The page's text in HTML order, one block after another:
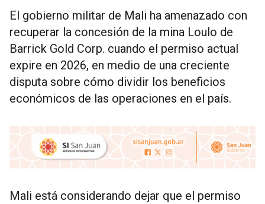
El gobierno militar de Mali ha amenazado con
recuperar la concesión de la mina Loulo de
Barrick Gold Corp. cuando el permiso actual
expire en 2026, en medio de una creciente
disputa sobre cómo dividir los beneficios
económicos de las operaciones en el país.
Mali está considerando dejar que el permiso